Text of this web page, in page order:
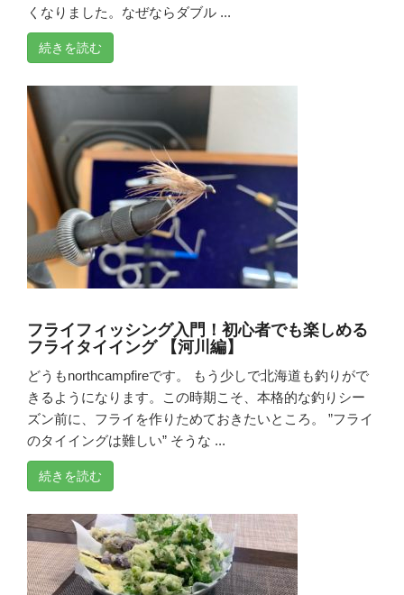
くなりました。なぜならダブル ...
続きを読む
フライフィッシング入門！初心者でも楽しめる
フライタイイング 【河川編】
どうもnorthcampfireです。 もう少しで北海道も釣りがで
きるようになります。この時期こそ、本格的な釣りシー
ズン前に、フライを作りためておきたいところ。 ”フライ
のタイイングは難しい” そうな ...
続きを読む